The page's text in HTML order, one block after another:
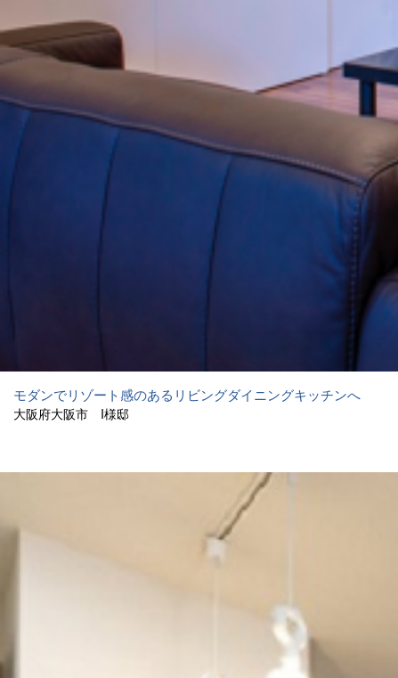
モダンでリゾート感のあるリビングダイニングキッチンへ
大阪府大阪市 I様邸